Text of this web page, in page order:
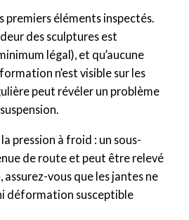
premiers éléments inspectés.
des sculptures est
légal), et qu’aucune
n’est visible sur les
peut révéler un problème
pression à froid : un sous-
de route et peut être relevé
vous que les jantes ne
déformation susceptible